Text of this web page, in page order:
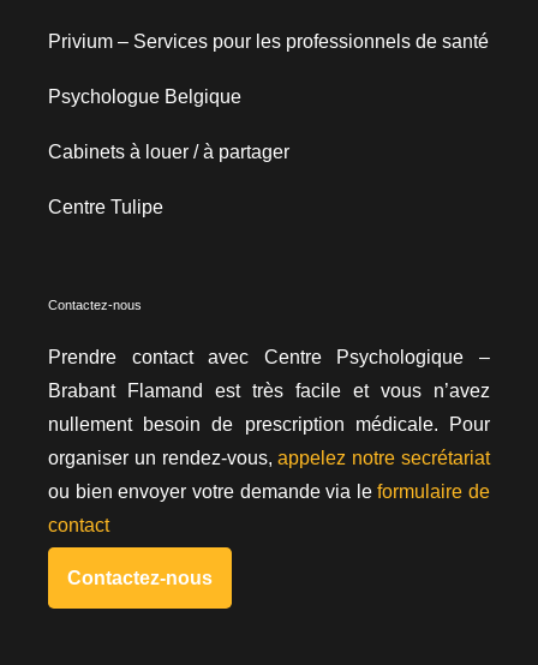
Privium – Services pour les professionnels de santé
Psychologue Belgique
Cabinets à louer / à partager
Centre Tulipe
Contactez-nous
Prendre contact avec Centre Psychologique –
Brabant Flamand est très facile et vous n’avez
nullement besoin de prescription médicale. Pour
organiser un rendez-vous,appelez notre secrétariat
ou bien envoyer votre demande via leformulaire de
contact
Contactez-nous